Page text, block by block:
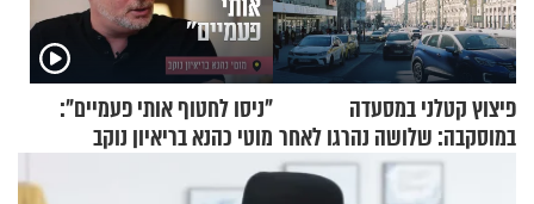
פיצוץ קטלני במסעדה
במוסקבה: שלושה נהרגו לאחר
שמטען שנשאה אישה התפוצץ
"ניסו לחטוף אותי פעמיים":
מוטי כהנא בריאיון נוקב